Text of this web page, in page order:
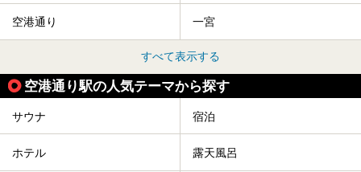
空港通り 一宮
すべて表示する
空港通り駅の人気テーマから探す
サウナ 宿泊
ホテル 露天風呂